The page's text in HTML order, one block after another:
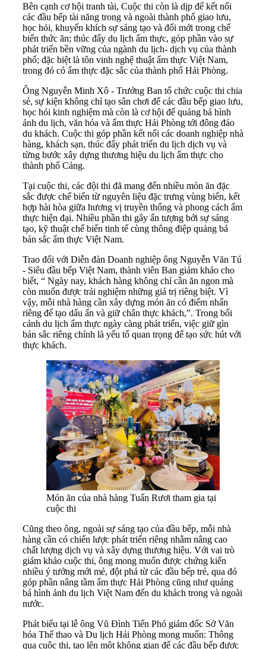
Bên cạnh cơ hội tranh tài, Cuộc thi còn là dịp để kết nối
các đầu bếp tài năng trong và ngoài thành phố giao lưu,
học hỏi, khuyến khích sự sáng tạo và đổi mới trong chế
biến thức ăn; thúc đẩy du lịch ẩm thực, góp phần vào sự
phát triển bền vững của ngành du lịch- dịch vụ của thành
phố; đặc biệt là tôn vinh nghệ thuật ẩm thực Việt Nam,
trong đó có ẩm thực đặc sắc của thành phố Hải Phòng.
Ông Nguyễn Minh Xô - Trưởng Ban tổ chức cuộc thi chia
sẻ, sự kiện không chỉ tạo sân chơi để các đầu bếp giao lưu,
học hỏi kinh nghiệm mà còn là cơ hội để quảng bá hình
ảnh du lịch, văn hóa và ẩm thực Hải Phòng tới đông đảo
du khách. Cuộc thi góp phần kết nối các doanh nghiệp nhà
hàng, khách sạn, thúc đẩy phát triển du lịch dịch vụ và
từng bước xây dựng thương hiệu du lịch ẩm thực cho
thành phố Cảng.
Tại cuộc thi, các đội thi đã mang đến nhiều món ăn đặc
sắc được chế biến từ nguyên liệu đặc trưng vùng biển, kết
hợp hài hòa giữa hương vị truyền thống và phong cách ẩm
thực hiện đại. Nhiều phần thi gây ấn tượng bởi sự sáng
tạo, kỹ thuật chế biến tinh tế cùng thông điệp quảng bá
bản sắc ẩm thực Việt Nam.
Trao đổi với Diễn đàn Doanh nghiệp ông Nguyễn Văn Tú
- Siêu đầu bếp Việt Nam, thành viên Ban giám khảo cho
biết, “ Ngày nay, khách hàng không chỉ cần ăn ngon mà
còn muốn được trải nghiệm những giá trị riêng biệt. Vì
vậy, mỗi nhà hàng cần xây dựng món ăn có điểm nhấn
riêng để tạo dấu ấn và giữ chân thực khách,”. Trong bối
cảnh du lịch ẩm thực ngày càng phát triển, việc giữ gìn
bản sắc riêng chính là yếu tố quan trọng để tạo sức hút với
thực khách.
Món ăn của nhà hàng Tuấn Rươi tham gia tại
cuộc thi
Cũng theo ông, ngoài sự sáng tạo của đầu bếp, mỗi nhà
hàng cần có chiến lược phát triển riêng nhằm nâng cao
chất lượng dịch vụ và xây dựng thương hiệu. Với vai trò
giám khảo cuộc thi, ông mong muốn được chứng kiến
nhiều ý tưởng mới mẻ, đột phá từ các đầu bếp trẻ, qua đó
góp phần nâng tầm ẩm thực Hải Phòng cũng như quảng
bá hình ảnh du lịch Việt Nam đến du khách trong và ngoài
nước.
Phát biểu tại lễ ông Vũ Đình Tiến Phó giám đốc Sở Văn
hóa Thể thao và Du lịch Hải Phòng mong muốn: Thông
qua cuộc thi, tạo lên một không gian để các đầu bếp được